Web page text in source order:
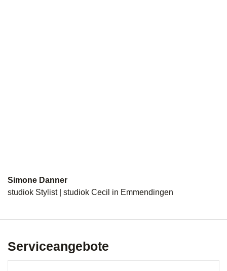
Simone Danner
studiok Stylist | studiok Cecil in Emmendingen
Serviceangebote